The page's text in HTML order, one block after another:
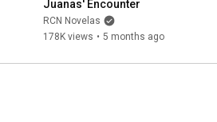
Juanas' Encounter
RCN Novelas
178K views • 5 months ago